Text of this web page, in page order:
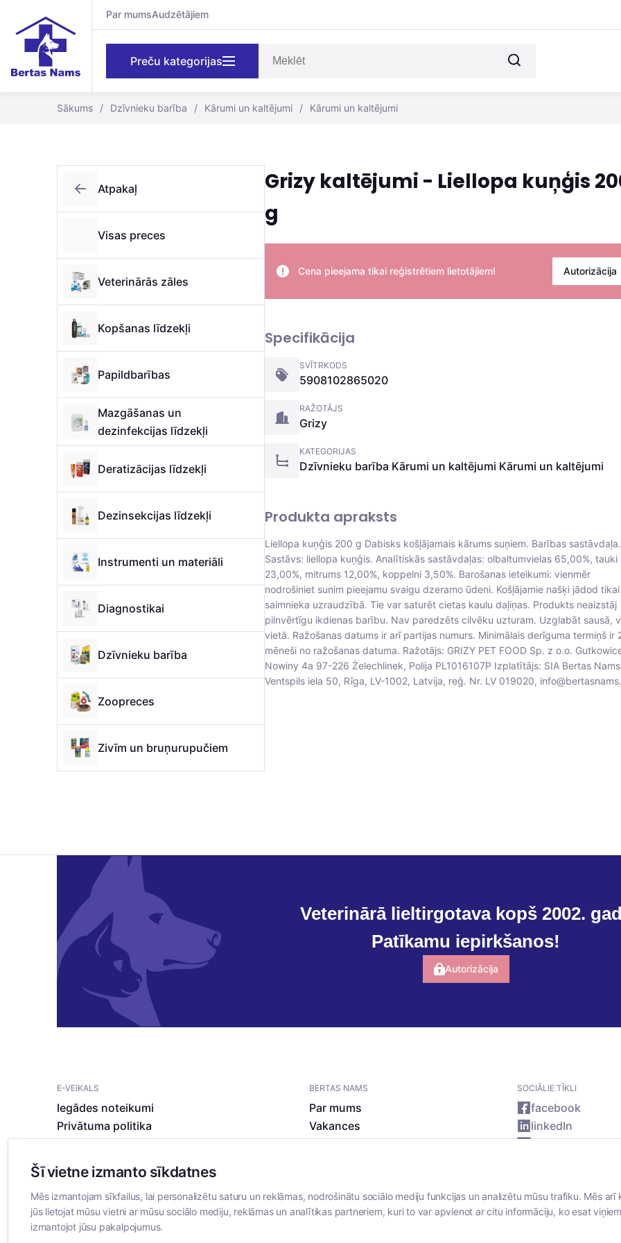
Par mumsAudzētājiem
Preču kategorijas
Sākums / Dzīvnieku barība / Kārumi un kaltējumi / Kārumi un kaltējumi
Atpakaļ
Visas preces
Veterinārās zāles
Kopšanas līdzekļi
Papildbarības
Mazgāšanas un
dezinfekcijas līdzekļi
Deratizācijas līdzekļi
Dezinsekcijas līdzekļi
Instrumenti un materiāli
Diagnostikai
Dzīvnieku barība
Zoopreces
Zivīm un bruņurupučiem
Grizy kaltējumi - Liellopa kuņģis
g
Cena pieejama tikai reģistrētiem lietotājiem! Autorizācija
Specifikācija
SVĪTRKODS
5908102865020
RAŽOTĀJS
Grizy
KATEGORIJAS
Dzīvnieku barība Kārumi un kaltējumi Kārumi un kaltējumi
Produkta apraksts
Liellopa kuņģis 200 g Dabisks košļājamais kārums suņiem. Barības sastāvdaļa.
Sastāvs: liellopa kuņģis. Analītiskās sastāvdaļas: olbaltumvielas 65,00%, tauki
23,00%, mitrums 12,00%, koppelni 3,50%. Barošanas ieteikumi: vienmēr
nodrošiniet sunim pieejamu svaigu dzeramo ūdeni. Košļājamie našķi jādod tikai
saimnieka uzraudzībā. Tie var saturēt cietas kaulu daļiņas. Produkts neaizstāj
pilnvērtīgu ikdienas barību. Nav paredzēts cilvēku uzturam. Uzglabāt sausā,
vietā. Ražošanas datums ir arī partijas numurs. Minimālais derīguma termiņš ir
mēneši no ražošanas datuma. Ražotājs: GRIZY PET FOOD Sp. z o.o.
Nowiny 4a 97-226 Żelechlinek, Polija PL1016107P Izplatītājs: SIA Bertas
Ventspils iela 50, Rīga, LV-1002, Latvija, reģ. Nr. LV 019020,
Veterinārā lieltirgotava kopš 2002.
Patīkamu iepirkšanos!
Autorizācija
E-VEIKALS
Iegādes noteikumi
Privātuma politika
BERTAS NAMS
Par mums
Vakances
SOCIĀLIE TĪKLI
facebook
linkedIn
Šī vietne izmanto sīkdatnes
Mēs izmantojam sīkfailus, lai personalizētu saturu un reklāmas, nodrošinātu sociālo mediju funkcijas un analizētu mūsu trafiku. Mēs
jūs lietojat mūsu vietni ar mūsu sociālo mediju, reklāmas un analītikas partneriem, kuri to var apvienot ar citu informāciju, ko esat
izmantojot jūsu pakalpojumus.